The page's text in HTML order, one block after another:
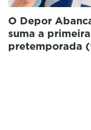
O Depor
suma a
pretemporada